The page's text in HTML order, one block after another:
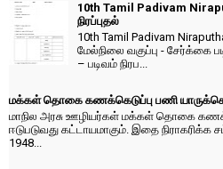
10th Tamil Padivam
நிரப்புதல்
10th Tamil Padivam
மேல்நிலை வகுப்பு - சேர்க்கை
– படிவம் நிரப...
மக்கள் தொகை கணக்கெடுப்பு பணி
மாநில அரசு ஊழியர்கள் மக்கள் தொகை
ஈடுபடுவது கட்டாயமாகும். இதை நிராகரிக்க
1948...